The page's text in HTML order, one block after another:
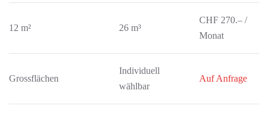
12 m² 26 m³
CHF 270.– /
Monat
Grossflächen
Individuell
wählbar
Auf Anfrage